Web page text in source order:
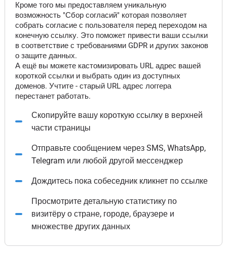
Кроме того мы предоставляем уникальную
возможность "Сбор согласий" которая позволяет
собрать согласие с пользователя перед переходом на
конечную ссылку. Это поможет привести ваши ссылки
в соответствие с требованиями GDPR и других законов
о защите данных.
А ещё вы можете кастомизировать URL адрес вашей
короткой ссылки и выбрать один из доступных
доменов. Учтите - старый URL адрес логгера
перестанет работать.
Скопируйте вашу короткую ссылку в верхней
части страницы
Отправьте сообщением через SMS, WhatsApp,
Telegram или любой другой мессенджер
Дождитесь пока собеседник кликнет по ссылке
Просмотрите детальную статистику по
визитёру о стране, городе, браузере и
множестве других данных